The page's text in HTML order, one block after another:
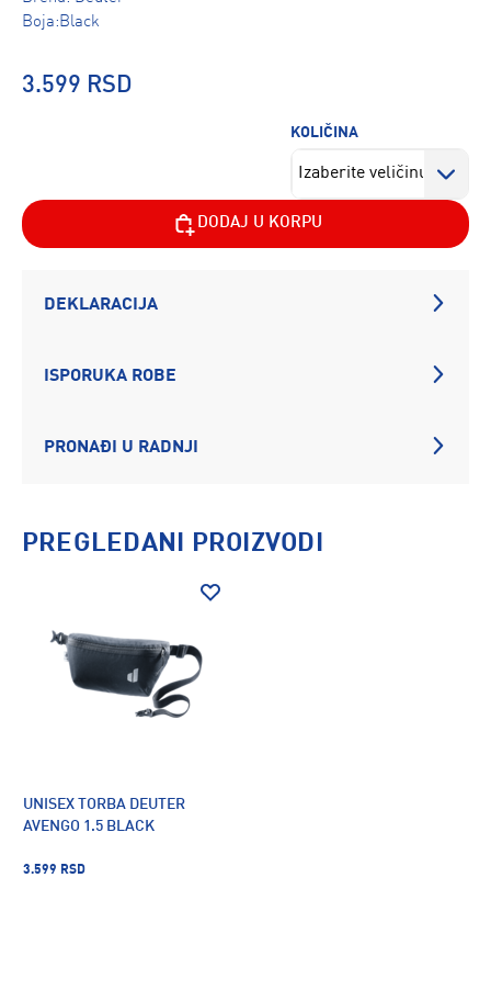
Boja:Black
3.599 RSD
KOLIČINA
DODAJ U KORPU
DEKLARACIJA
ISPORUKA ROBE
PRONAĐI U RADNJI
PREGLEDANI PROIZVODI
UNISEX TORBA DEUTER
AVENGO 1.5 BLACK
3.599 RSD